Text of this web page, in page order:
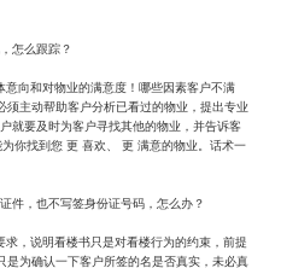
怎么跟踪？
向和对物业的满意度！哪些因素客户不满
主动帮助客户分析已看过的物业，提出专业
就要及时为客户寻找其他的物业，并告诉客
你找到您 更 喜欢、 更 满意的物业。话术一
件，也不写签身份证号码，怎么办？
，说明看楼书只是对看楼行为的约束，前提
为确认一下客户所签的名是否真实，未必真